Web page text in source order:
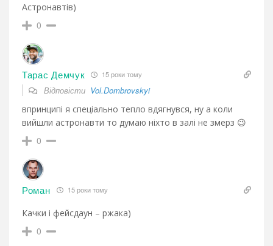
Астронавтів)
0
Тарас Демчук 15 роки тому
Відповісти Vol.Dombrovskyi
впринципі я спеціально тепло вдягнувся, ну а коли
вийшли астронавти то думаю ніхто в залі не змерз 😉
0
Роман 15 роки тому
Качки і фейсдаун – ржака)
0